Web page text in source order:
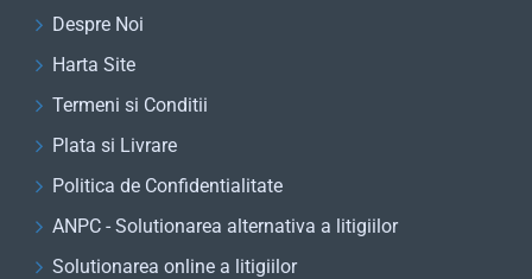
Despre Noi
Harta Site
Termeni si Conditii
Plata si Livrare
Politica de Confidentialitate
ANPC - Solutionarea alternativa a litigiilor
Solutionarea online a litigiilor